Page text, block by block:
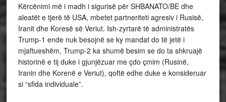
Kërcënimi më i madh i sigurisë për SHBANATO/BE dhe
aleatët e tjerë të USA, mbetet partneriteti agresiv i Rusisë,
Iranit dhe Koresë së Veriut. Ish-zyrtarë të administratës
Trump-1 ende nuk besojnë se ky mandat do të jetë i
mjaftueshëm, Trump-2 ka shumë besim se do ta shkruajë
historinë e tij duke i gjunjëzuar me çdo çmim (Rusinë,
Iranin dhe Korenë e Veriut), qoftë edhe duke e konsideruar
si “sfida individuale”.